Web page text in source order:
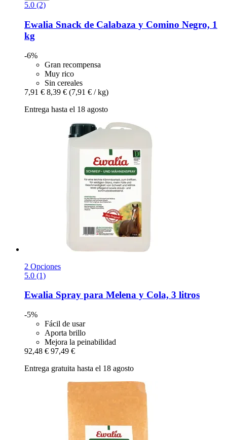
5.0 (2)
Ewalia Snack de Calabaza y Comino Negro, 1
kg
-6%
Gran recompensa
Muy rico
Sin cereales
7,91 € 8,39 € (7,91 € / kg)
Entrega hasta el 18 agosto
2 Opciones
5.0 (1)
Ewalia Spray para Melena y Cola, 3 litros
-5%
Fácil de usar
Aporta brillo
Mejora la peinabilidad
92,48 € 97,49 €
Entrega gratuita hasta el 18 agosto